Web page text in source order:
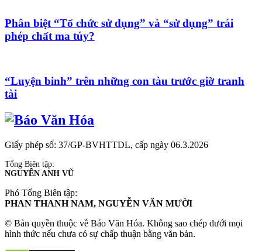
Phân biệt “Tổ chức sử dụng” và “sử dụng” trái
phép chất ma túy?
“Luyện binh” trên những con tàu trước giờ tranh
tài
Giấy phép số: 37/GP-BVHTTDL, cấp ngày 06.3.2026
Tổng Biên tập:
NGUYỄN ANH VŨ
Phó Tổng Biên tập:
PHAN THANH NAM, NGUYỄN VĂN MƯỜI
© Bản quyền thuộc về Báo Văn Hóa. Không sao chép dưới mọi
hình thức nếu chưa có sự chấp thuận bằng văn bản.